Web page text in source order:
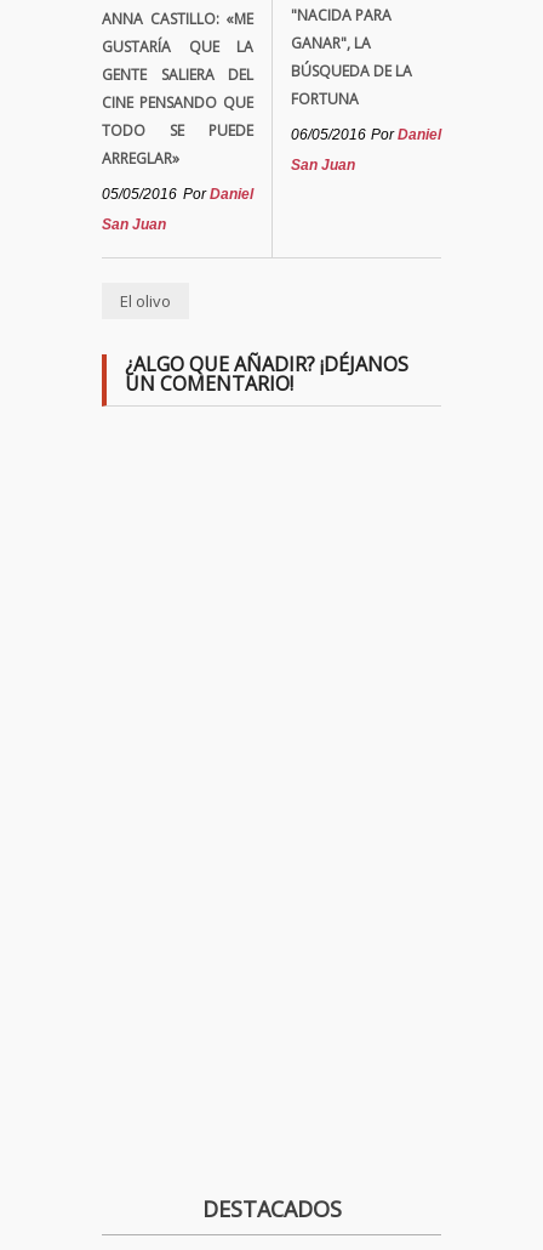
ANNA CASTILLO: «ME
GUSTARÍA QUE LA
GENTE SALIERA DEL
CINE PENSANDO QUE
TODO SE PUEDE
ARREGLAR»
05/05/2016 PorDaniel
San Juan
"NACIDA PARA
GANAR", LA
BÚSQUEDA DE LA
FORTUNA
06/05/2016 PorDaniel
San Juan
El olivo
¿ALGO QUE AÑADIR? ¡DÉJANOS
UN COMENTARIO!
DESTACADOS